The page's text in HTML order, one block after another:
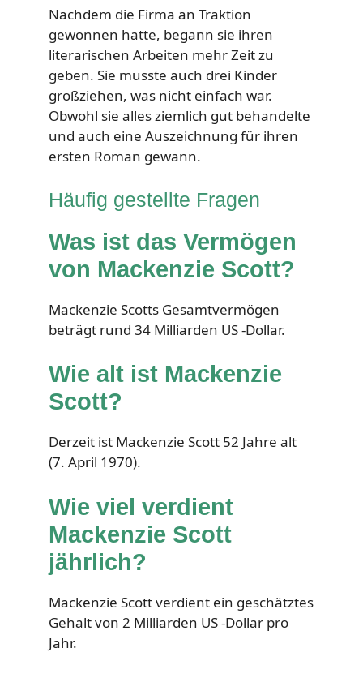
Nachdem die Firma an Traktion
gewonnen hatte, begann sie ihren
literarischen Arbeiten mehr Zeit zu
geben. Sie musste auch drei Kinder
großziehen, was nicht einfach war.
Obwohl sie alles ziemlich gut behandelte
und auch eine Auszeichnung für ihren
ersten Roman gewann.
Häufig gestellte Fragen
Was ist das Vermögen
von Mackenzie Scott?
Mackenzie Scotts Gesamtvermögen
beträgt rund 34 Milliarden US -Dollar.
Wie alt ist Mackenzie
Scott?
Derzeit ist Mackenzie Scott 52 Jahre alt
(7. April 1970).
Wie viel verdient
Mackenzie Scott
jährlich?
Mackenzie Scott verdient ein geschätztes
Gehalt von 2 Milliarden US -Dollar pro
Jahr.